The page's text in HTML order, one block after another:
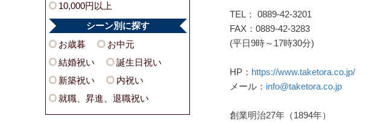
TEL： 0889-42-3201
FAX：0889-42-3283
(平日9時～17時30分)
HP： https://www.taketora.co.jp/
メール： info@taketora.co.jp
創業明治27年（1894年）
10,000円以上
シーン別に探す
お歳暮
お中元
結婚祝い
誕生日祝い
新築祝い
内祝い
就職、昇進、退職祝い